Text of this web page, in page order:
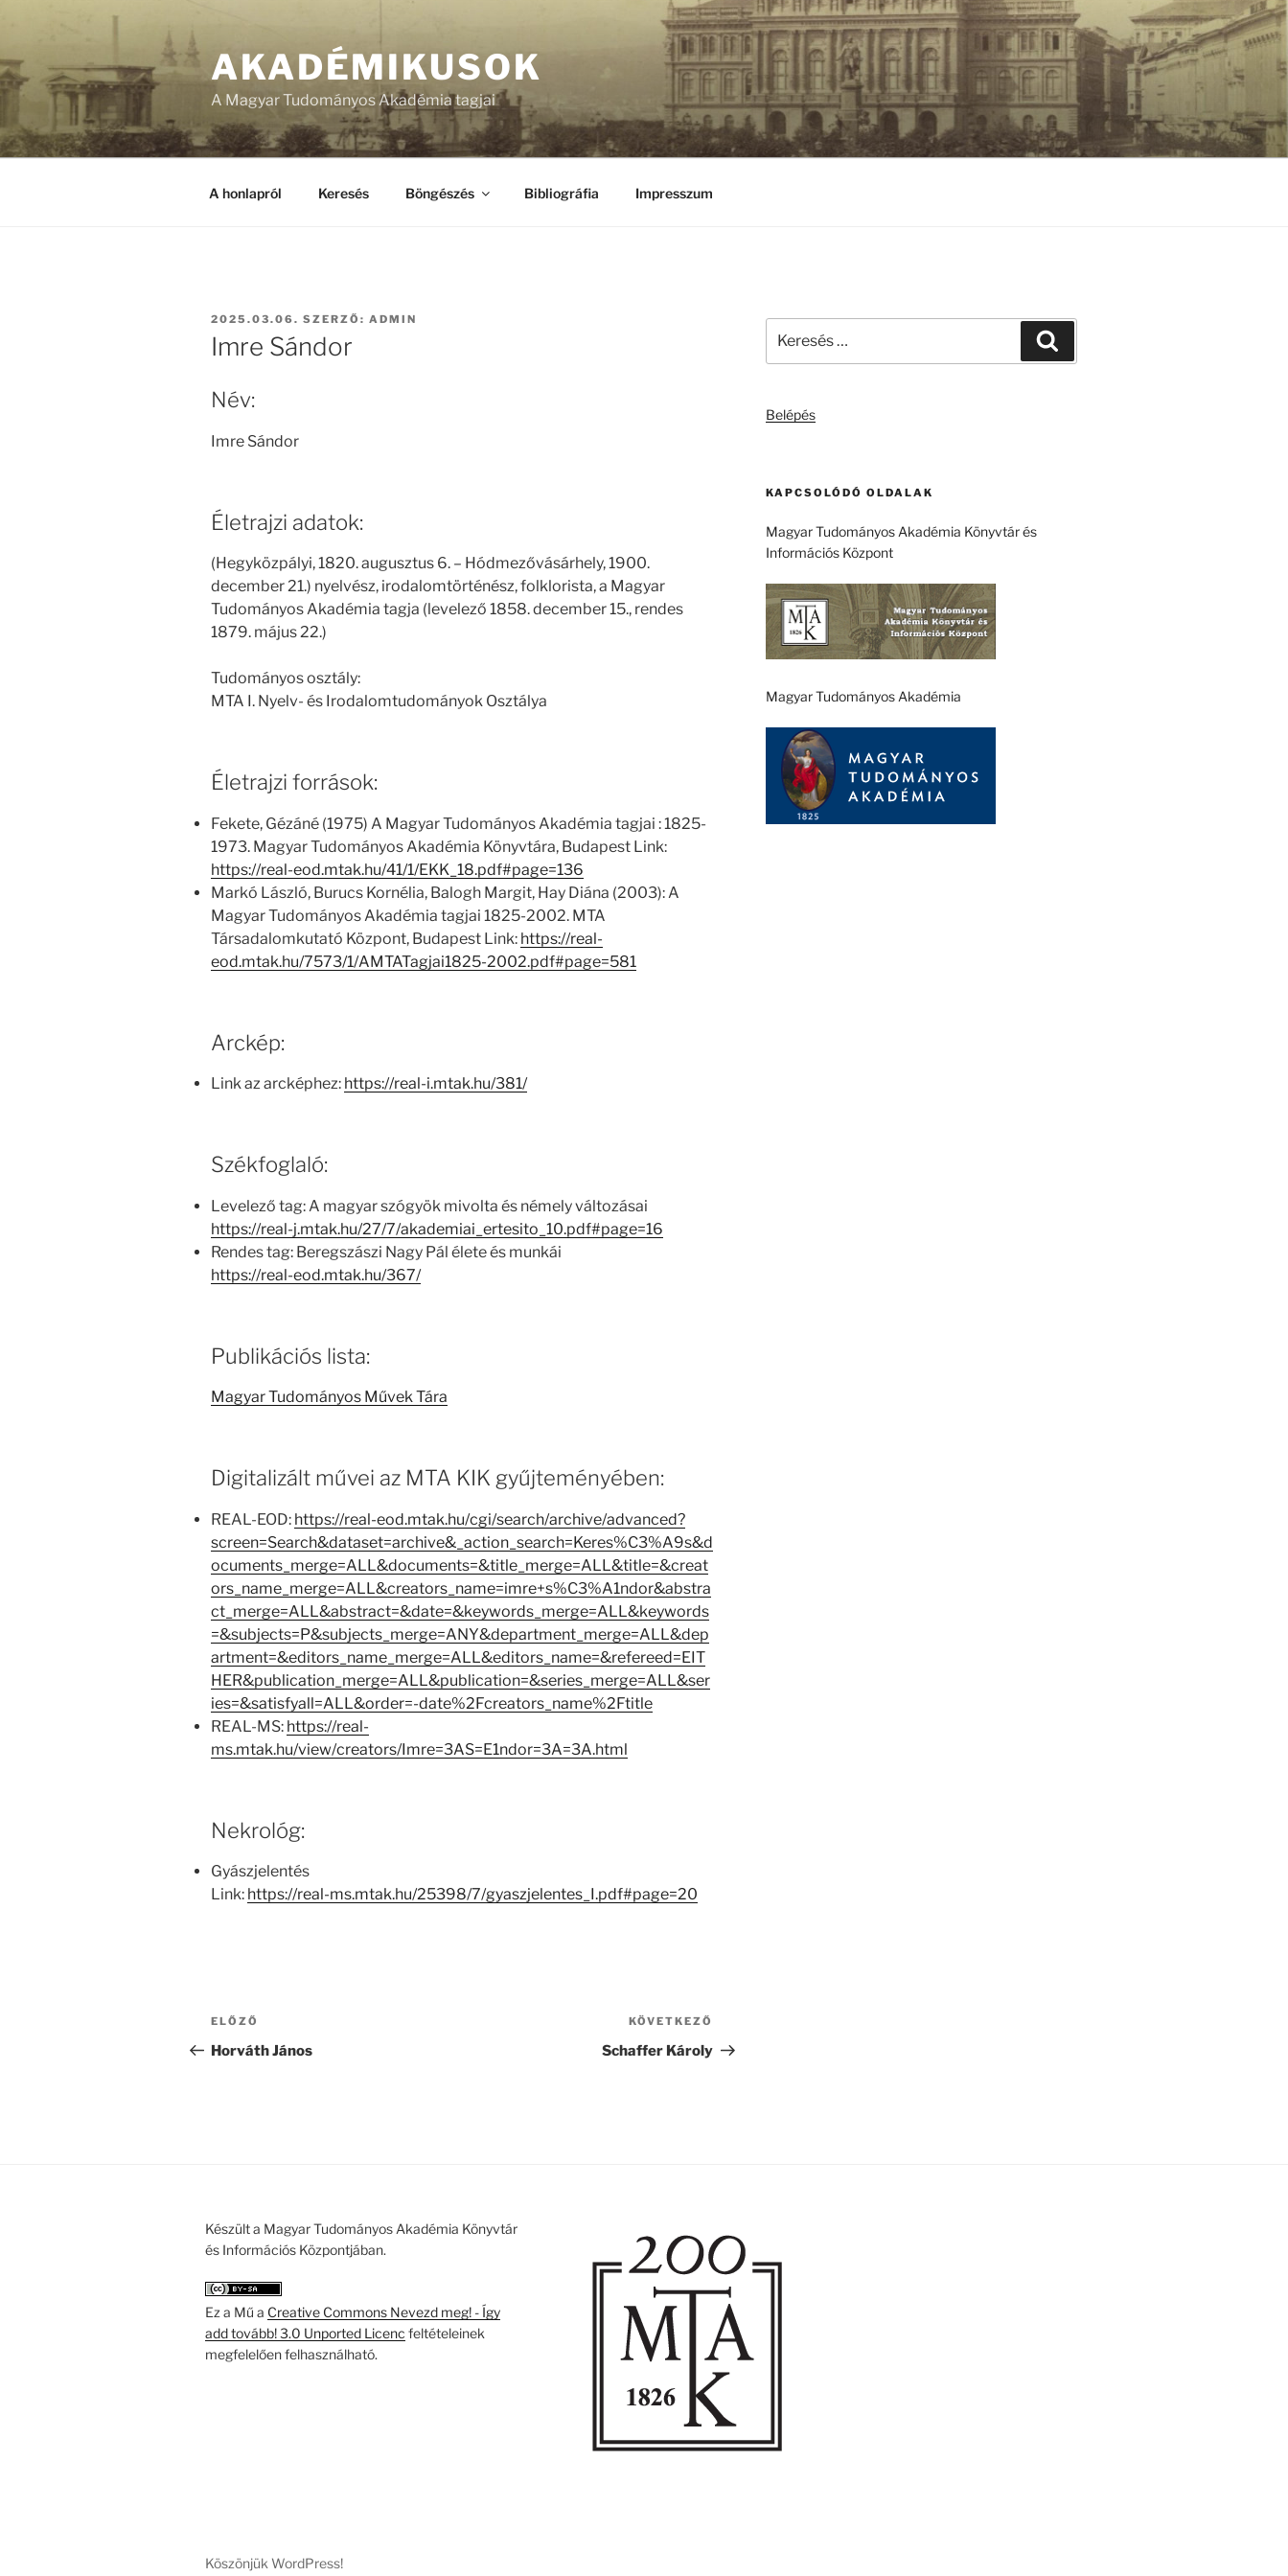
AKADÉMIKUSOK
A Magyar Tudományos Akadémia tagjai
A honlapról Keresés Böngészés Bibliográfia Impresszum
BEKÜLDVE:
2025.03.06. SZERZŐ: ADMIN
Imre Sándor
Név:
Imre Sándor
Életrajzi adatok:
(Hegyközpályi, 1820. augusztus 6. – Hódmezővásárhely, 1900.
december 21.) nyelvész, irodalomtörténész, folklorista, a Magyar
Tudományos Akadémia tagja (levelező 1858. december 15., rendes
1879. május 22.)
Tudományos osztály:
MTA I. Nyelv- és Irodalomtudományok Osztálya
Életrajzi források:
Fekete, Gézáné (1975) A Magyar Tudományos Akadémia tagjai : 1825-
1973. Magyar Tudományos Akadémia Könyvtára, Budapest Link:
https://real-eod.mtak.hu/41/1/EKK_18.pdf#page=136
Markó László, Burucs Kornélia, Balogh Margit, Hay Diána (2003): A
Magyar Tudományos Akadémia tagjai 1825-2002. MTA
Társadalomkutató Központ, Budapest Link: https://real-
eod.mtak.hu/7573/1/AMTATagjai1825-2002.pdf#page=581
Arckép:
Link az arcképhez: https://real-i.mtak.hu/381/
Székfoglaló:
Levelező tag: A magyar szógyök mivolta és némely változásai
https://real-j.mtak.hu/27/7/akademiai_ertesito_10.pdf#page=16
Rendes tag: Beregszászi Nagy Pál élete és munkái
https://real-eod.mtak.hu/367/
Publikációs lista:
Magyar Tudományos Művek Tára
Digitalizált művei az MTA KIK gyűjteményében:
REAL-EOD: https://real-eod.mtak.hu/cgi/search/archive/advanced?
screen=Search&dataset=archive&_action_search=Keres%C3%A9s&d
ocuments_merge=ALL&documents=&title_merge=ALL&title=&creat
ors_name_merge=ALL&creators_name=imre+s%C3%A1ndor&abstra
ct_merge=ALL&abstract=&date=&keywords_merge=ALL&keywords
=&subjects=P&subjects_merge=ANY&department_merge=ALL&dep
artment=&editors_name_merge=ALL&editors_name=&refereed=EIT
HER&publication_merge=ALL&publication=&series_merge=ALL&ser
ies=&satisfyall=ALL&order=-date%2Fcreators_name%2Ftitle
REAL-MS: https://real-
ms.mtak.hu/view/creators/Imre=3AS=E1ndor=3A=3A.html
Nekrológ:
Gyászjelentés
Link: https://real-ms.mtak.hu/25398/7/gyaszjelentes_I.pdf#page=20
Bejegyzés
navigáció
Korábbi
bejegyzés
ELŐZŐ
Horváth János
bejegyzés
KÖVETKEZŐ
Schaffer Károly
következő
Belépés
KAPCSOLÓDÓ OLDALAK
Magyar Tudományos Akadémia Könyvtár és
Információs Központ
Magyar Tudományos Akadémia
Készült a Magyar Tudományos Akadémia Könyvtár
és Információs Központjában.
Ez a Mű a Creative Commons Nevezd meg! - Így
add tovább! 3.0 Unported Licenc feltételeinek
megfelelően felhasználható.
Köszönjük WordPress!